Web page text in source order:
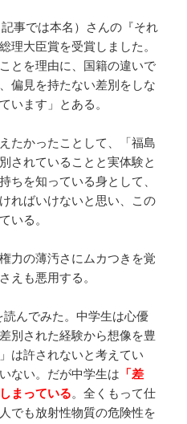
事では本名）さんの『それ
理大臣賞を受賞しました。
とを理由に、国籍の違いで
偏見を持たない差別をしな
います」とある。
たかったことして、「福島
されていることと実体験と
ちを知っている身として、
ればいけないと思い、この
いる。
力の薄汚さにムカつきを覚
えも悪用する。
んでみた。中学生は心優
別された経験から想像を豊
は許されないと考えてい
ない。だが中学生は 「差
まっている。全くもって仕
でも放射性物質の危険性を